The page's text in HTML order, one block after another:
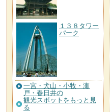
１３８タワー
パーク
一宮・犬山・小牧・瀬
戸・春日井の
観光スポットをもっと見
る